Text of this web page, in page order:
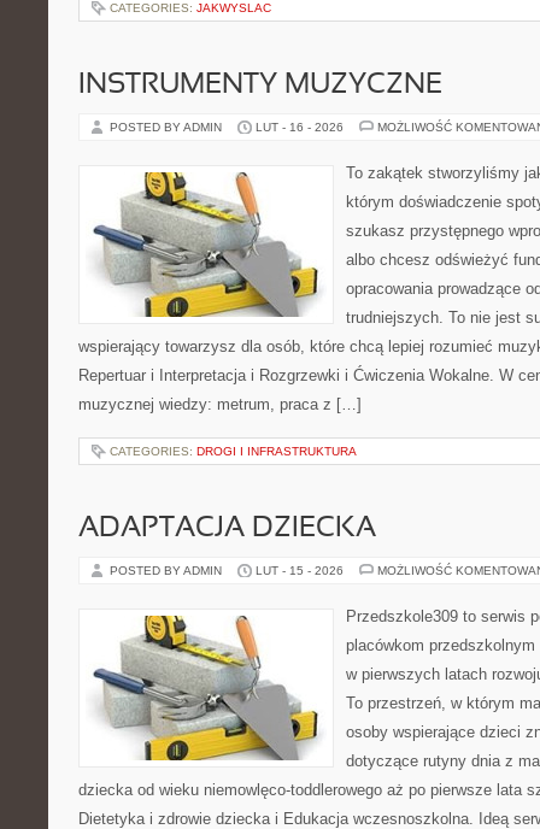
CATEGORIES: JAKWYSLAC
INSTRUMENTY MUZYCZNE
POSTED BY ADMIN LUT - 16 - 2026 MOŻLIWOŚĆ
To zakątek stworzyliśmy
którym doświadczenie
szukasz przystępnego
albo chcesz odświeżyć
opracowania prowadzące
trudniejszych. To nie jest
wspierający towarzysz dla osób, które chcą lepiej rozumieć
Repertuar i Interpretacja i Rozgrzewki i Ćwiczenia Wokalne. W
muzycznej wiedzy: metrum, praca z […]
CATEGORIES: DROGI I INFRASTRUKTURA
ADAPTACJA DZIECKA
POSTED BY ADMIN LUT - 15 - 2026 MOŻLIWOŚĆ
Przedszkole309 to serwis
placówkom
w pierwszych latach
To przestrzeń, w którym
osoby wspierające dzieci
dotyczące rutyny dnia z
dziecka od wieku niemowlęco-toddlerowego aż po pierwsze lata
Dietetyka i zdrowie dziecka i Edukacja wczesnoszkolna. Ideą